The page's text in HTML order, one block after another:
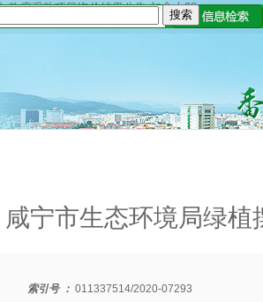
政府采购项目询价结果公告-加拿大28
咸宁市生态环境局绿
索引号 ： 011337514/2020-07293